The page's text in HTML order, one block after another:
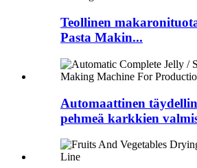
Teollinen
Pasta Makin...
Automaattinen
pehmeä karkkien